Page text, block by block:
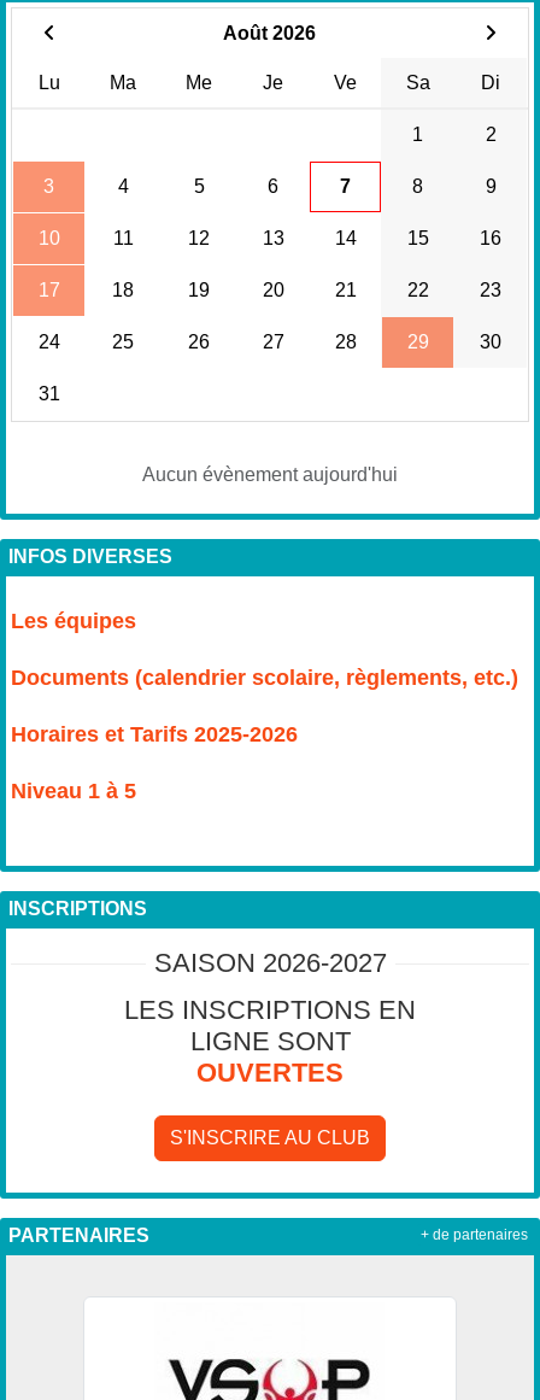
Août 2026
Lu Ma Me Je Ve Sa Di
1 2
3 4 5 6 7 8 9
10 11 12 13 14 15 16
17 18 19 20 21 22 23
24 25 26 27 28 29 30
31
Aucun évènement aujourd'hui
INFOS DIVERSES
Les équipes
Documents (calendrier scolaire, règlements, etc.)
Horaires et Tarifs 2025-2026
Niveau 1 à 5
INSCRIPTIONS
SAISON 2026-2027
LES INSCRIPTIONS EN
LIGNE SONT
OUVERTES
S'INSCRIRE AU CLUB
PARTENAIRES + de partenaires